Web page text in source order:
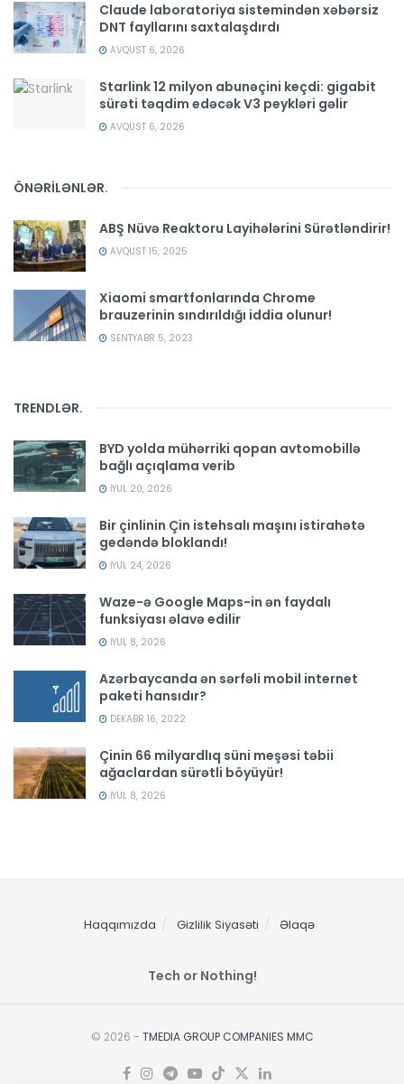
Claude laboratoriya sistemindən xəbərsiz
DNT fayllarını saxtalaşdırdı
AVQUST 6, 2026
Starlink 12 milyon abunəçini keçdi: gigabit
sürəti təqdim edəcək V3 peykləri gəlir
AVQUST 6, 2026
ÖNƏRİLƏNLƏR.
ABŞ Nüvə Reaktoru Layihələrini Sürətləndirir!
AVQUST 15, 2025
Xiaomi smartfonlarında Chrome
brauzerinin sındırıldığı iddia olunur!
SENTYABR 5, 2023
TRENDLƏR.
BYD yolda mühərriki qopan avtomobillə
bağlı açıqlama verib
İYUL 20, 2026
Bir çinlinin Çin istehsalı maşını istirahətə
gedəndə bloklandı!
İYUL 24, 2026
Waze-ə Google Maps-in ən faydalı
funksiyası əlavə edilir
İYUL 8, 2026
Azərbaycanda ən sərfəli mobil internet
paketi hansıdır?
DEKABR 16, 2022
Çinin 66 milyardlıq süni meşəsi təbii
ağaclardan sürətli böyüyür!
İYUL 8, 2026
Haqqımızda Gizlilik Siyasəti Əlaqə
Tech or Nothing!
© 2026 - TMEDIA GROUP COMPANIES MMC